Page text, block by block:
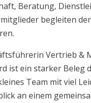
Beratung,
begleiten
Vertrieb &
ist ein starker Beleg
Team mit viel
an einem